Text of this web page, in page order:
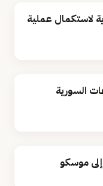
لاستكمال عملية
السورية
إلى موسكو